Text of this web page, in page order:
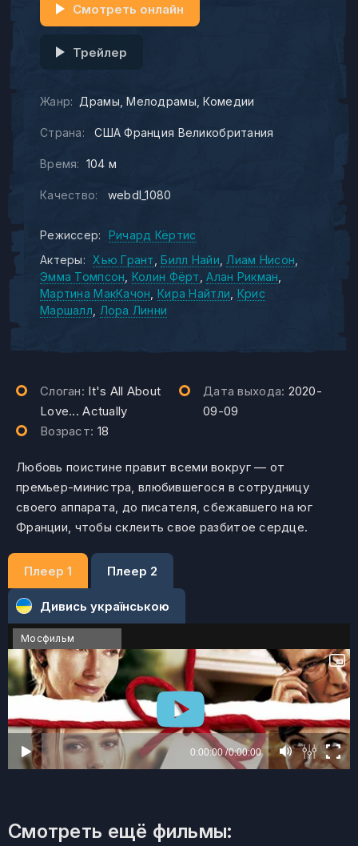
Жанр: Драмы Мелодрамы Комедии
Страна: США Франция Великобритания
Время: 104 м
Качество: webdl_1080
Смотреть онлайн
Трейлер
Режиссер:
Ричард Кёртис
Актеры:
Хью Грант Билл Найи Лиам Нисон
Эмма Томпсон Колин Фёрт
Алан Рикман
Мартина МакКачон Кира Найтли Крис
Маршалл
Лора Линни
Слоган: It's All About
Love... Actually
Дата выхода: 2020-
09-09
Возраст: 18
Любовь поистине правит всеми вокруг — от
премьер-министра, влюбившегося в сотрудницу
своего аппарата, до писателя, сбежавшего на юг
Франции, чтобы склеить свое разбитое сердце.
Плеер 1 Плеер 2
Дивись українською
Мосфильм
Смотреть ещё фильмы: